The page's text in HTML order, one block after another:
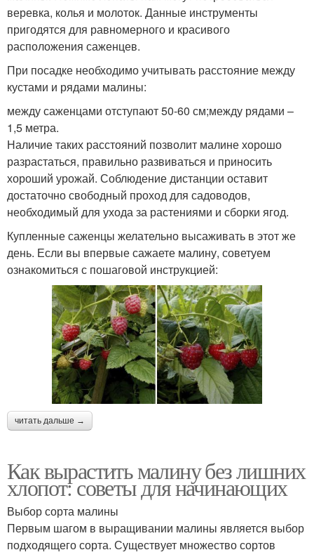
веревка, колья и молоток. Данные инструменты
пригодятся для равномерного и красивого
расположения саженцев.
При посадке необходимо учитывать расстояние между
кустами и рядами малины:
между саженцами отступают 50-60 см;между рядами –
1,5 метра.
Наличие таких расстояний позволит малине хорошо
разрастаться, правильно развиваться и приносить
хороший урожай. Соблюдение дистанции оставит
достаточно свободный проход для садоводов,
необходимый для ухода за растениями и сборки ягод.
Купленные саженцы желательно высаживать в этот же
день. Если вы впервые сажаете малину, советуем
ознакомиться с пошаговой инструкцией:
читать дальше →
Как вырастить малину без лишних
хлопот: советы для начинающих
Выбор сорта малины
Первым шагом в выращивании малины является выбор
подходящего сорта. Существует множество сортов